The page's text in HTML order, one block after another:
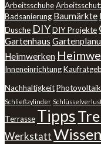
Arbeitsschuhe
Badsanierung Baumärkte
Dusche DIYDIY Projekte
Gartenhaus
Heimwerken
Inneneinrichtung
NachhaltigkeitPhotovoltaik
Schließzylinder
Terrasse Tipps
WerkstattWissen